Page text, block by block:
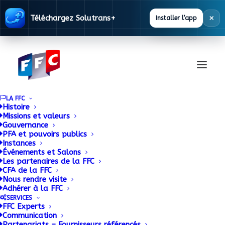
Téléchargez Solutrans+ Installer l’app ×
LA FFC
Histoire
Missions et valeurs
Gouvernance
PFA et pouvoirs publics
Instances
Événements et Salons
Les partenaires de la FFC
CFA de la FFC
Nous rendre visite
Adhérer à la FFC
SERVICES
FFC Experts
Communication
L’équipe de France
des Métiers 2015
reçue à l’Elysée
5 NOVEMBRE 2015